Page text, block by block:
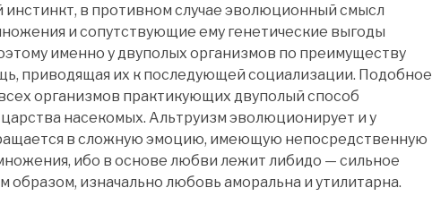
в противном случае эволюционный смысл
и сопутствующие ему генетические выгоды
именно у двуполых организмов по преимуществу
приводящая их к последующей социализации. Подобное
организмов практикующих двуполый способ
насекомых. Альтруизм эволюционирует и у
в сложную эмоцию, имеющую непосредственную
ибо в основе любви лежит либидо — сильное
образом, изначально любовь аморальна и утилитарна.